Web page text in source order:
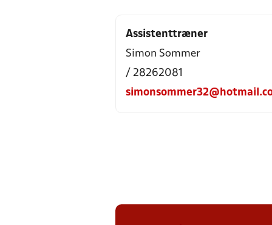
Assistenttræner
Simon Sommer
/ 28262081